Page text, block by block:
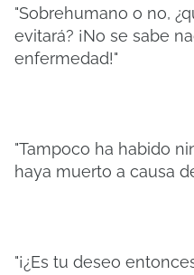
"Sobrehumano o no,
evitará? ¡No se sabe
enfermedad!"
"Tampoco ha habido
haya muerto a causa
"¡¿Es tu deseo